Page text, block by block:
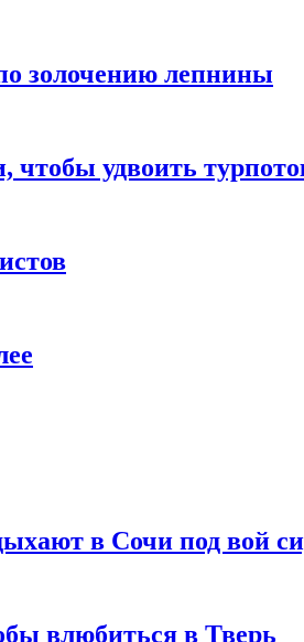
золочению лепнины
чтобы удвоить
в Сочи под вой
влюбиться в Тверь